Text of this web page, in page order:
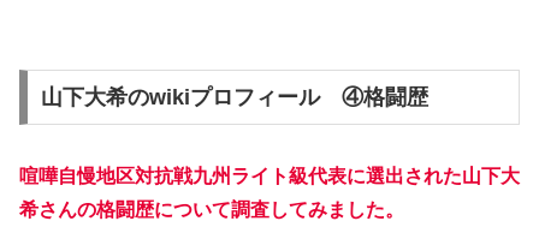
山下大希のwikiプロフィール ④格闘歴
喧嘩自慢地区対抗戦九州ライト級代表に選出された山下大
希さんの格闘歴について調査してみました。